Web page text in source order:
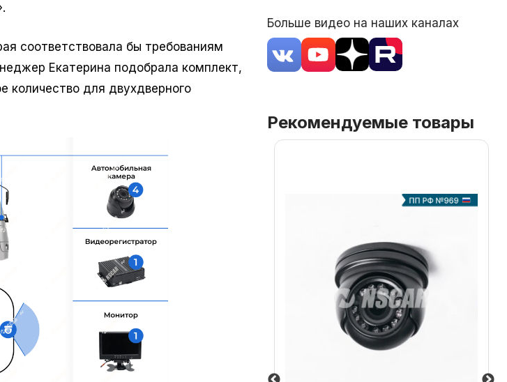
соответствовала бы требованиям
Екатерина подобрала комплект,
количество для двухдверного
Больше видео на наших каналах
Рекомендуемые товары